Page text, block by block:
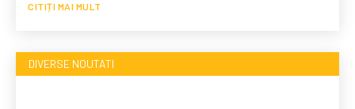
CITIȚI MAI MULT
DIVERSE NOUTATI